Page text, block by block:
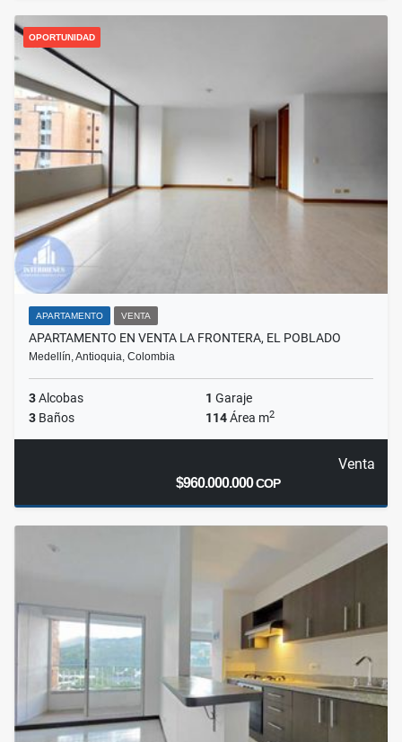
OPORTUNIDAD
APARTAMENTO VENTA
APARTAMENTO EN VENTA LA FRONTERA, EL POBLADO
Medellín, Antioquia, Colombia
3Alcobas 1 Garaje
3 Baños 114Área m2
Venta
$960.000.000COP